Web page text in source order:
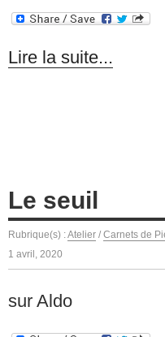
Lire la suite...
Le seuil
Rubrique(s) :Atelier / Carnets de
1 avril, 2020
sur Aldo